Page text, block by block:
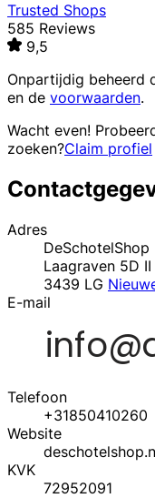
Trusted Shops
585 Reviews
9,5
Onpartijdig beheerd
en de voorwaarden.
Wacht even!
zoeken?Claim profiel
Adres
DeSchotelShop
Laagraven 5D II
3439 LG
E-mail
Telefoon
+31850410260
Website
KVK
72952091